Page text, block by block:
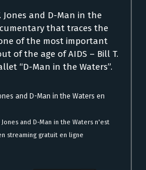
Jones and D-Man in the
that traces the
of the most important
of the age of AIDS – Bill T.
“D-Man in the Waters”.
and D-Man in the Waters en
Jones and D-Man in the Waters n'est
streaming gratuit en ligne